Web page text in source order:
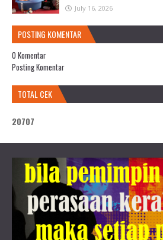
July 16, 2026
POSTING KOMENTAR
0 Komentar
Posting Komentar
TOTAL CEK
20707